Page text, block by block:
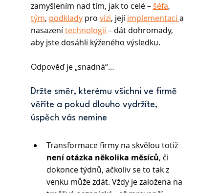
zamyšlením nad tím, jak to celé – šéfa,
tým, podklady pro vizi, její implementaci a
nasazení technologií – dát dohromady,
aby jste dosáhli kýženého výsledku.
Odpověď je „snadná“…
Držte směr, kterému všichni ve firmě
věříte a pokud dlouho vydržíte,
úspěch vás nemine
Transformace firmy na skvělou totiž
není otázka několika měsíců, či
dokonce týdnů, ačkoliv se to tak z
venku může zdát. Vždy je založena na